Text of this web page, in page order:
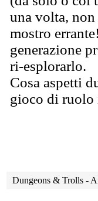
una volta,
mostro
generazione
ri-esplorarlo.
Cosa aspetti
gioco di ruolo
Dungeons & Trolls -